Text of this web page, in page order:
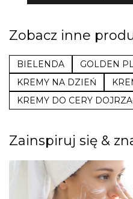
Zobacz inne
BIELENDA GOLDEN
KREMY NA DZIEŃ
KREMY DO CERY
Zainspiruj się &